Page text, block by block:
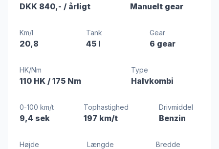
DKK 840,- / årligt Manuelt gear
Km/l
20,8
Tank
45 l
Gear
6 gear
HK/Nm
110 HK / 175 Nm
Type
Halvkombi
0-100 km/t
9,4 sek
Tophastighed
197 km/t
Drivmiddel
Benzin
Højde Længde Bredde